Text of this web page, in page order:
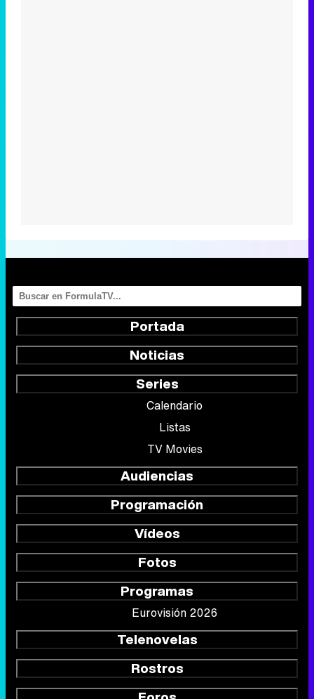
Portada
Noticias
Series
Calendario
Listas
TV Movies
Audiencias
Programación
Vídeos
Fotos
Programas
Eurovisión 2026
Telenovelas
Rostros